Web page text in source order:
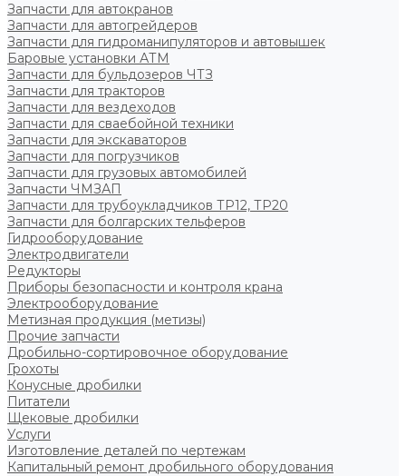
Запчасти для автокранов
Запчасти для автогрейдеров
Запчасти для гидроманипуляторов и автовышек
Баровые установки АТМ
Запчасти для бульдозеров ЧТЗ
Запчасти для тракторов
Запчасти для вездеходов
Запчасти для сваебойной техники
Запчасти для экскаваторов
Запчасти для погрузчиков
Запчасти для грузовых автомобилей
Запчасти ЧМЗАП
Запчасти для трубоукладчиков ТР12, ТР20
Запчасти для болгарских тельферов
Гидрооборудование
Электродвигатели
Редукторы
Приборы безопасности и контроля крана
Электрооборудование
Метизная продукция (метизы)
Прочие запчасти
Дробильно-сортировочное оборудование
Грохоты
Конусные дробилки
Питатели
Щековые дробилки
Услуги
Изготовление деталей по чертежам
Капитальный ремонт дробильного оборудования